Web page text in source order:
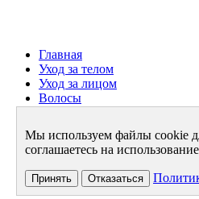
Главная
Уход за телом
Уход за лицом
Волосы
Диета
Стиль и имидж
Архив
Мы используем файлы cookie
соглашаетесь на
Принять Отказаться